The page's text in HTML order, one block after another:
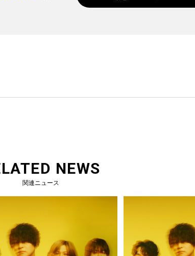
NEWS
関連ニュース